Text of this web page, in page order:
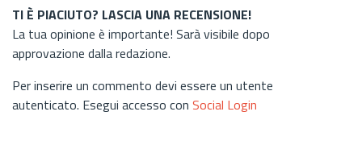
TI È PIACIUTO? LASCIA UNA RECENSIONE!
La tua opinione è importante! Sarà visibile dopo
approvazione dalla redazione.
Per inserire un commento devi essere un utente
autenticato. Esegui accesso con Social Login